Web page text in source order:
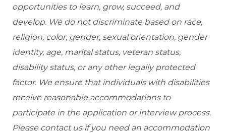
opportunities to learn, grow, succeed, and
develop. We do not discriminate based on race,
religion, color, gender, sexual orientation, gender
identity, age, marital status, veteran status,
disability status, or any other legally protected
factor. We ensure that individuals with disabilities
receive reasonable accommodations to
participate in the application or interview process.
Please contact us if you need an accommodation